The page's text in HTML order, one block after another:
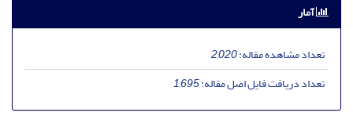
آمار
تعداد مشاهده مقاله:2,020
تعداد دریافت فایل اصل مقاله:1,695